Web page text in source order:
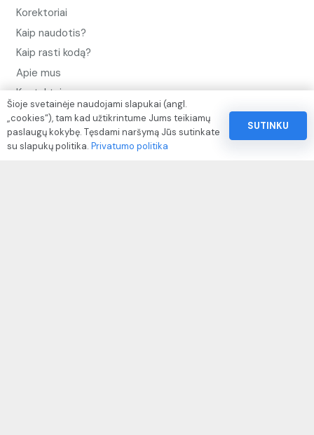
Korektoriai
Kaip naudotis?
Kaip rasti kodą?
Apie mus
Kontaktai
Privatumo politika
Pinigų ir prekių grąžinimo politika
Šioje svetainėje naudojami slapukai (angl.
„cookies“), tam kad užtikrintume Jums teikiamų
paslaugų kokybę. Tęsdami naršymą Jūs sutinkate
su slapukų politika. Privatumo politika
SUTINKU